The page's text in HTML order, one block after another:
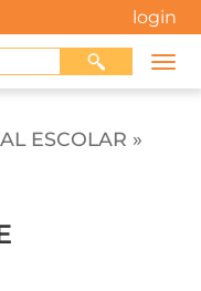
login
ESCOLAR »